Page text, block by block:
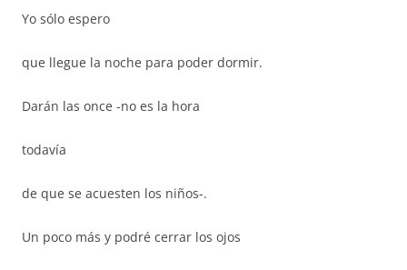
Yo sólo espero
que llegue la noche para poder dormir.
Darán las once -no es la hora
todavía
de que se acuesten los niños-.
Un poco más y podré cerrar los ojos